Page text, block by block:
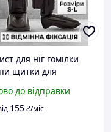
для ніг гомілки
щитки для
тайського боксу
карате єдиноборств
до відправки
155₴/міс